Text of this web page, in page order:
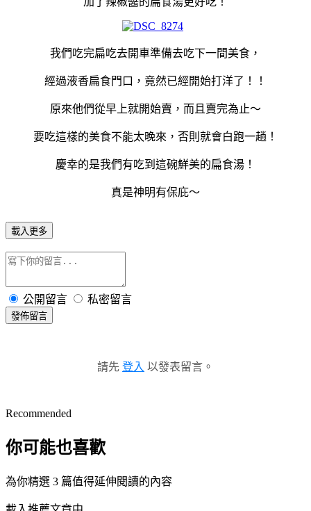
我們吃完扁吃去開車準備去吃下一間美食，
經過液香扁食門口，竟然已經開始打洋了！！
原來他們從早上就開始賣，而且賣完為止～
要吃這樣的美食不能太晚來，否則就會白跑一趟！
慶幸的是我們有吃到這碗鮮美的扁食湯！
真是神明有保庇～
載入更多
公開留言 私密留言
發佈留言
請先 登入 以發表留言。
Recommended
你可能也喜歡
為你精選 3 篇值得延伸閱讀的內容